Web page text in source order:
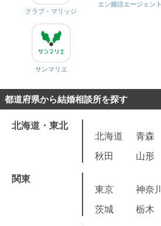
クラブ・マリッジ
エン婚活エージェント
サンマリエ
都道府県から結婚相談所を探す
北海道・東北
北海道
青森
秋田
山形
関東
東京
神奈川
茨城
栃木